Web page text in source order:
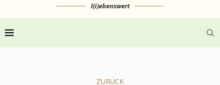
l(i)ebenswert
ZURÜCK